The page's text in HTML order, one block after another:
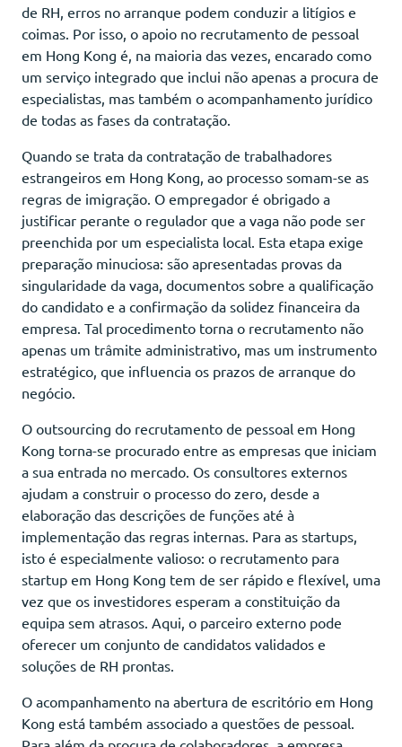
de RH, erros no arranque podem conduzir a litígios e
coimas. Por isso, o apoio no recrutamento de pessoal
em Hong Kong é, na maioria das vezes, encarado como
um serviço integrado que inclui não apenas a procura de
especialistas, mas também o acompanhamento jurídico
de todas as fases da contratação.
Quando se trata da contratação de trabalhadores
estrangeiros em Hong Kong, ao processo somam-se as
regras de imigração. O empregador é obrigado a
justificar perante o regulador que a vaga não pode ser
preenchida por um especialista local. Esta etapa exige
preparação minuciosa: são apresentadas provas da
singularidade da vaga, documentos sobre a qualificação
do candidato e a confirmação da solidez financeira da
empresa. Tal procedimento torna o recrutamento não
apenas um trâmite administrativo, mas um instrumento
estratégico, que influencia os prazos de arranque do
negócio.
O outsourcing do recrutamento de pessoal em Hong
Kong torna-se procurado entre as empresas que iniciam
a sua entrada no mercado. Os consultores externos
ajudam a construir o processo do zero, desde a
elaboração das descrições de funções até à
implementação das regras internas. Para as startups,
isto é especialmente valioso: o recrutamento para
startup em Hong Kong tem de ser rápido e flexível, uma
vez que os investidores esperam a constituição da
equipa sem atrasos. Aqui, o parceiro externo pode
oferecer um conjunto de candidatos validados e
soluções de RH prontas.
O acompanhamento na abertura de escritório em Hong
Kong está também associado a questões de pessoal.